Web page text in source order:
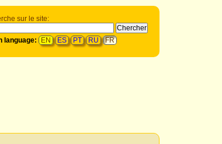
sur le site:
language: EN ES PT RU FR